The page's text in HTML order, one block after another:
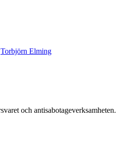
Torbjörn Elming
och antisabotageverksamheten.